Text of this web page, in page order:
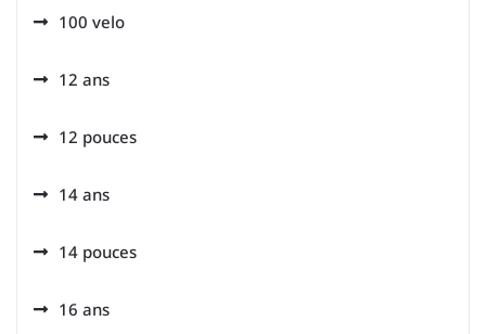
100 velo
12 ans
12 pouces
14 ans
14 pouces
16 ans